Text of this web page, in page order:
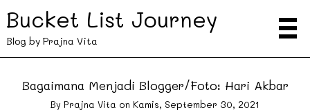
Bucket List Journey
Blog by Prajna Vita
Bagaimana Menjadi Blogger/Foto: Hari Akbar
By Prajna Vita on Kamis, September 30, 2021